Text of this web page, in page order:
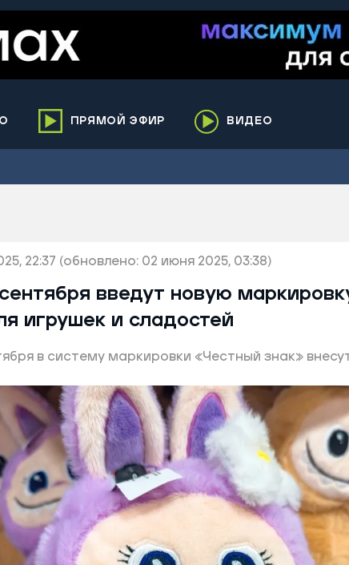
Уренгой
район
Сале
район
район
район
ПРЯМОЙ ЭФИР ВИДЕО
22:37 (обновлено: 02 июня 2025, 03:38)
введут новую
игрушек и сладостей
в систему маркировки «Честный знак»